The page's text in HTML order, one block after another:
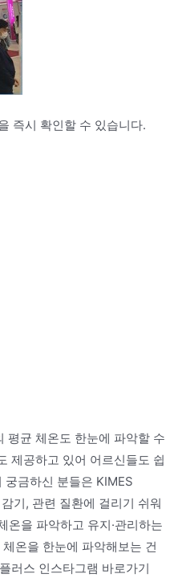
즉시 확인할 수 있습니다.
평균 체온도 한눈에 파악할 수
제공하고 있어 어르신들도 쉽
궁금하신 분들은 KIMES
기, 관련 질환에 걸리기 쉬워
온을 파악하고 유지·관리하는
온을 한눈에 파악해보는 건
러스 인스타그램 바로가기